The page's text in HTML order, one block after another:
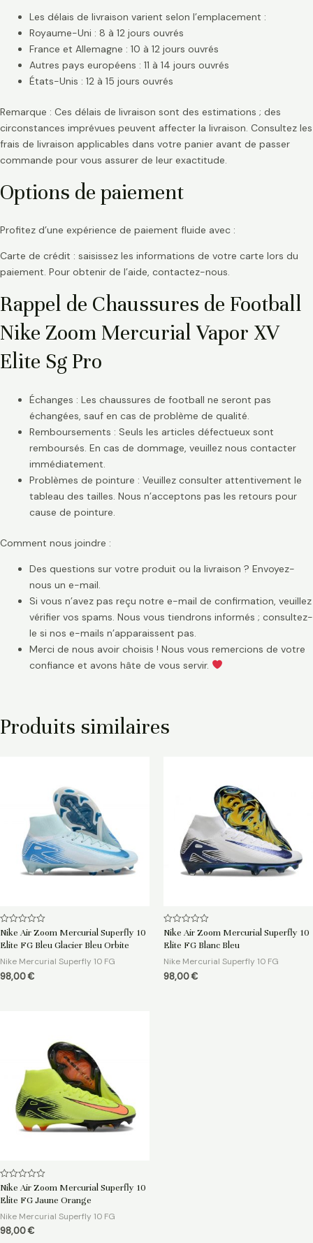
Les délais de livraison varient selon l’emplacement :
Royaume-Uni : 8 à 12 jours ouvrés
France et Allemagne : 10 à 12 jours ouvrés
Autres pays européens : 11 à 14 jours ouvrés
États-Unis : 12 à 15 jours ouvrés
Remarque : Ces délais de livraison sont des estimations ; des
circonstances imprévues peuvent affecter la livraison. Consultez les
frais de livraison applicables dans votre panier avant de passer
commande pour vous assurer de leur exactitude.
Options de paiement
Profitez d’une expérience de paiement fluide avec :
Carte de crédit : saisissez les informations de votre carte lors du
paiement. Pour obtenir de l’aide, contactez-nous.
Rappel de Chaussures de Football
Nike Zoom Mercurial Vapor XV
Elite Sg Pro
Échanges : Les chaussures de football ne seront pas
échangées, sauf en cas de problème de qualité.
Remboursements : Seuls les articles défectueux sont
remboursés. En cas de dommage, veuillez nous contacter
immédiatement.
Problèmes de pointure : Veuillez consulter attentivement le
tableau des tailles. Nous n’acceptons pas les retours pour
cause de pointure.
Comment nous joindre :
Des questions sur votre produit ou la livraison ? Envoyez-
nous un e-mail.
Si vous n’avez pas reçu notre e-mail de confirmation, veuillez
vérifier vos spams. Nous vous tiendrons informés ; consultez-
le si nos e-mails n’apparaissent pas.
Merci de nous avoir choisis ! Nous vous remercions de votre
confiance et avons hâte de vous servir.
Produits similaires
Note
sur
Nike Air Zoom Mercurial Superfly 10
Elite FG Bleu Glacier Bleu Orbite
Nike Mercurial Superfly 10 FG
98,00€
Note
sur
Nike Air Zoom Mercurial Superfly 10
Elite FG Blanc Bleu
Nike Mercurial Superfly 10 FG
98,00€
Note
sur
Nike Air Zoom Mercurial Superfly 10
Elite FG Jaune Orange
Nike Mercurial Superfly 10 FG
98,00€